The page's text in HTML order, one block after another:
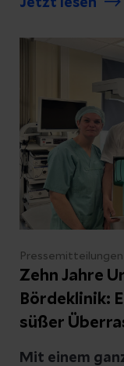
Lungenkrebs
zur Abklärung
Donnerstag,
erfahren
Screening
Untersuchung
auffälligen
Jetzt lesen
Pressemitteilungen
Zehn Jahre
Bördeklinik:
süßer
Mit einem